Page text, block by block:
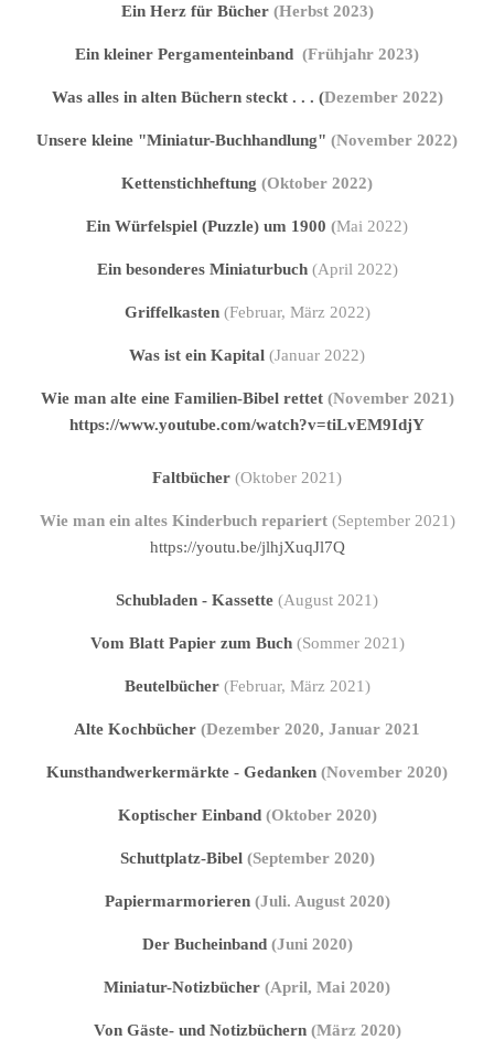
Ein Herz für Bücher (Herbst 2023)
Ein kleiner Pergamenteinband (Frühjahr 2023)
Was alles in alten Büchern steckt . . . (Dezember 2022)
Unsere kleine "Miniatur-Buchhandlung" (November 2022)
Kettenstichheftung (Oktober 2022)
Ein Würfelspiel (Puzzle) um 1900 (Mai 2022)
Ein besonderes Miniaturbuch (April 2022)
Griffelkasten (Februar, März 2022)
Was ist ein Kapital (Januar 2022)
Wie man alte eine Familien-Bibel rettet (November 2021)
https://www.youtube.com/watch?v=tiLvEM9IdjY
Faltbücher (Oktober 2021)
Wie man ein altes Kinderbuch repariert(September 2021)
https://youtu.be/jlhjXuqJl7Q
Schubladen - Kassette (August 2021)
Vom Blatt Papier zum Buch(Sommer 2021)
Beutelbücher (Februar, März 2021)
Alte Kochbücher (Dezember 2020, Januar 2021
Kunsthandwerkermärkte - Gedanken (November 2020)
Koptischer Einband (Oktober 2020)
Schuttplatz-Bibel(September 2020)
Papiermarmorieren (Juli. August 2020)
Der Bucheinband(Juni 2020)
Miniatur-Notizbücher (April, Mai 2020)
Von Gäste- und Notizbüchern(März 2020)